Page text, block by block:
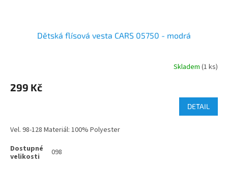
Dětská flísová vesta CARS 05750 - modrá
Skladem (1 ks)
299 Kč
DETAIL
Vel. 98-128 Materiál: 100% Polyester
098